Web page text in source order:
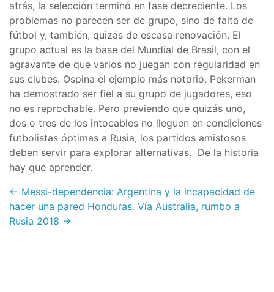
atrás, la selección terminó en fase decreciente. Los
problemas no parecen ser de grupo, sino de falta de
fútbol y, también, quizás de escasa renovación. El
grupo actual es la base del Mundial de Brasil, con el
agravante de que varios no juegan con regularidad en
sus clubes. Ospina el ejemplo más notorio. Pekerman
ha demostrado ser fiel a su grupo de jugadores, eso
no es reprochable. Pero previendo que quizás uno,
dos o tres de los intocables no lleguen en condiciones
futbolistas óptimas a Rusia, los partidos amistosos
deben servir para explorar alternativas. De la historia
hay que aprender.
← Messi-dependencia: Argentina y la incapacidad de
hacer una pared Honduras. Vía Australia, rumbo a
Rusia 2018 →